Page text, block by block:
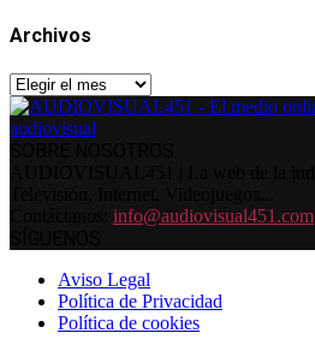
Archivos
Archivos
info@audiovisual451.com
Aviso Legal
Política de Privacidad
Política de cookies